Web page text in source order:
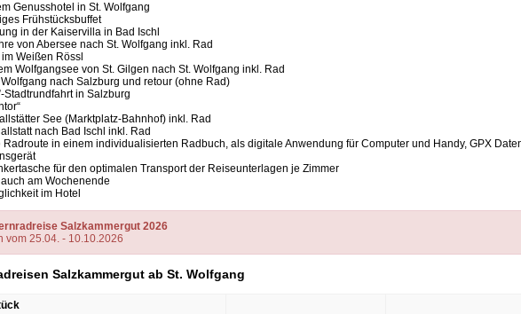
Genusshotel in St. Wolfgang
Frühstücksbuffet
in der Kaiservilla in Bad Ischl
von Abersee nach St. Wolfgang inkl. Rad
Weißen Rössl
Wolfgangsee von St. Gilgen nach St. Wolfgang inkl. Rad
Wolfgang nach Salzburg und retour (ohne Rad)
Stadtrundfahrt in Salzburg
See (Marktplatz-Bahnhof) inkl. Rad
nach Bad Ischl inkl. Rad
Radroute in einem individualisierten Radbuch, als digitale Anwendung für Computer und Handy, GPX
für den optimalen Transport der Reiseunterlagen je Zimmer
am Wochenende
im Hotel
Salzkammergut 2026
vom 25.04. - 10.10.2026
Salzkammergut ab St. Wolfgang